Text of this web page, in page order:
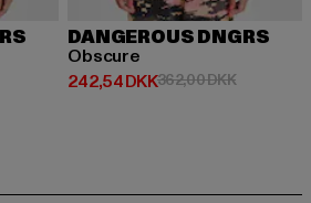
354,00 DKK
DANGEROUS DNGRS
Obscure
242,54 DKK
Nuværende pris: 242,54 DKK
362,00 DKK